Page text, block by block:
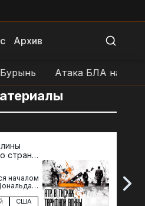
Архив
Атака БЛА на
странам
началом
США
The